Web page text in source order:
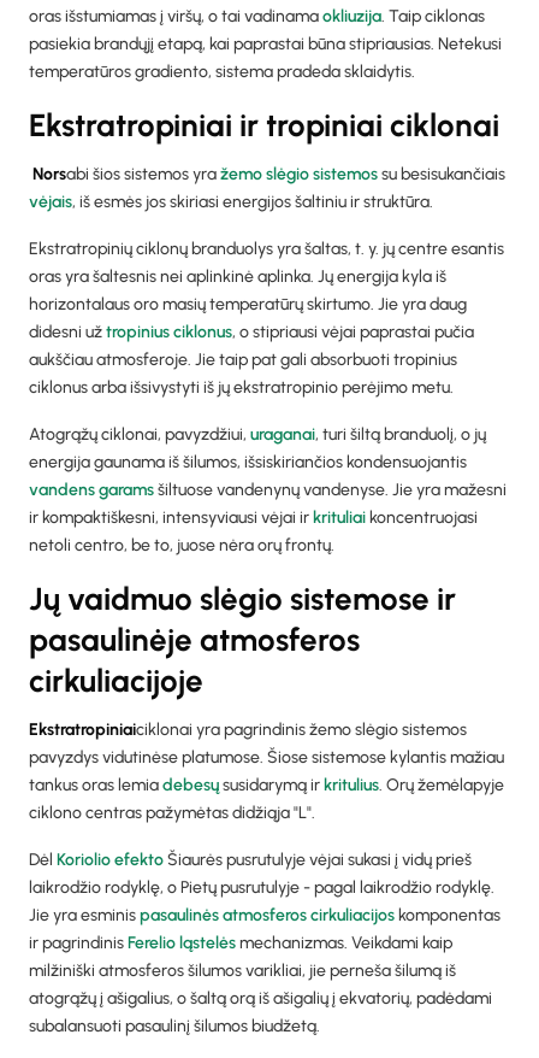
oras išstumiamas į viršų, o tai vadinamaokliuzija. Taip ciklonas
pasiekia brandųjį etapą, kai paprastai būna stipriausias. Netekusi
temperatūros gradiento, sistema pradeda sklaidytis.
Ekstratropiniai ir tropiniai ciklonai
‍ Norsabi šios sistemos yražemo slėgio sistemossu besisukančiais
vėjais, iš esmės jos skiriasi energijos šaltiniu ir struktūra.
Ekstratropinių ciklonų branduolys yra šaltas, t. y. jų centre esantis
oras yra šaltesnis nei aplinkinė aplinka. Jų energija kyla iš
horizontalaus oro masių temperatūrų skirtumo. Jie yra daug
didesni užtropinius ciklonus, o stipriausi vėjai paprastai pučia
aukščiau atmosferoje. Jie taip pat gali absorbuoti tropinius
ciklonus arba išsivystyti iš jų ekstratropinio perėjimo metu.
Atogrąžų ciklonai, pavyzdžiui, uraganai, turi šiltą branduolį, o jų
energija gaunama iš šilumos, išsiskiriančios kondensuojantis
vandens garamsšiltuose vandenynų vandenyse. Jie yra mažesni
ir kompaktiškesni, intensyviausi vėjai ir krituliai koncentruojasi
netoli centro, be to, juose nėra orų frontų.
Jų vaidmuo slėgio sistemose ir
pasaulinėje atmosferos
cirkuliacijoje
‍Ekstratropiniaiciklonai yra pagrindinis žemo slėgio sistemos
pavyzdys vidutinėse platumose. Šiose sistemose kylantis mažiau
tankus oras lemiadebesųsusidarymą ir kritulius. Orų žemėlapyje
ciklono centras pažymėtas didžiąja "L".
Dėl Koriolio efektoŠiaurės pusrutulyje vėjai sukasi į vidų prieš
laikrodžio rodyklę, o Pietų pusrutulyje - pagal laikrodžio rodyklę.
Jie yra esminispasaulinės atmosferos cirkuliacijos komponentas
ir pagrindinisFerelio ląstelėsmechanizmas. Veikdami kaip
milžiniški atmosferos šilumos varikliai, jie perneša šilumą iš
atogrąžų į ašigalius, o šaltą orą iš ašigalių į ekvatorių, padėdami
subalansuoti pasaulinį šilumos biudžetą.